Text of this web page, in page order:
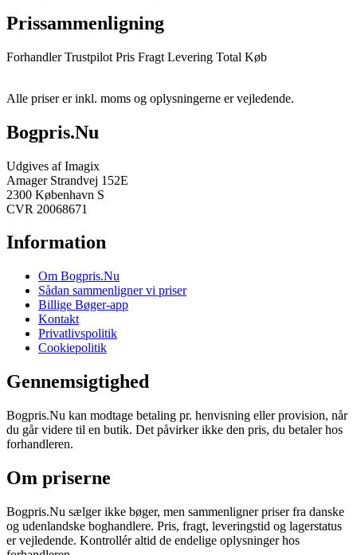
Prissammenligning
Forhandler Trustpilot Pris Fragt Levering Total Køb
Alle priser er inkl. moms og oplysningerne er vejledende.
Bogpris.Nu
Udgives af Imagix
Amager Strandvej 152E
2300 København S
CVR 20068671
Information
Om Bogpris.Nu
Sådan sammenligner vi priser
Billige Bøger-app
Kontakt
Privatlivspolitik
Cookiepolitik
Gennemsigtighed
Bogpris.Nu kan modtage betaling pr. henvisning eller provision, når
du går videre til en butik. Det påvirker ikke den pris, du betaler hos
forhandleren.
Om priserne
Bogpris.Nu sælger ikke bøger, men sammenligner priser fra danske
og udenlandske boghandlere. Pris, fragt, leveringstid og lagerstatus
er vejledende. Kontrollér altid de endelige oplysninger hos